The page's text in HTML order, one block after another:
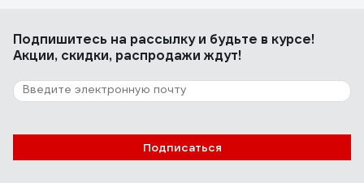
Головина Любовь Георгиевна 19.11.2019
Крепкая хорошая пластмасса,не хрупкая,удобно
Подпишитесь на рассылкуи будьте в курсе!
Акции, скидки, распродажи ждут!
Подписаться